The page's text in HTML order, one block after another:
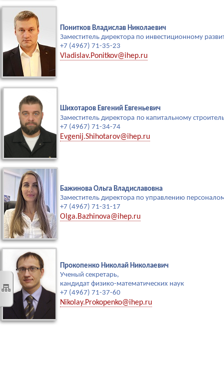
Понитков Владислав Николаевич
Заместитель директора по инвестиционному
+7 (4967) 71-35-23
Vladislav.Ponitkov@ihep.ru
Шихотаров Евгений Евгеньевич
Заместитель директора по капитальному
+7 (4967) 71-34-74
Evgenij.Shihotarov@ihep.ru
Бажинова Ольга Владиславовна
Заместитель директора по управлению
+7 (4967) 71-31-17
Olga.Bazhinova@ihep.ru
Прокопенко Николай Николаевич
Ученый секретарь,
кандидат физико-математических наук
+7 (4967) 71-37-60
Nikolay.Prokopenko@ihep.ru